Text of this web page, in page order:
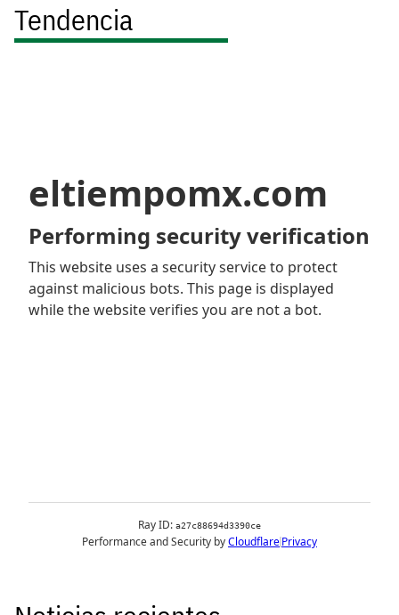
Tendencia